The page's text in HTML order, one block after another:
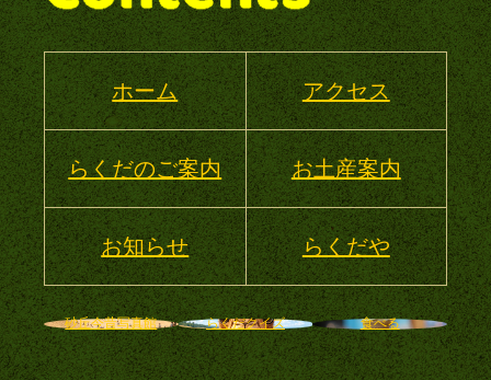
ホーム アクセス
らくだのご案内 お土産案内
お知らせ らくだや
砂丘今昔写真館 らくだクイズ 食べる